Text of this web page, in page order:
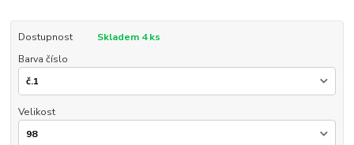
Dostupnost
Skladem 4 ks
Barva číslo
Velikost